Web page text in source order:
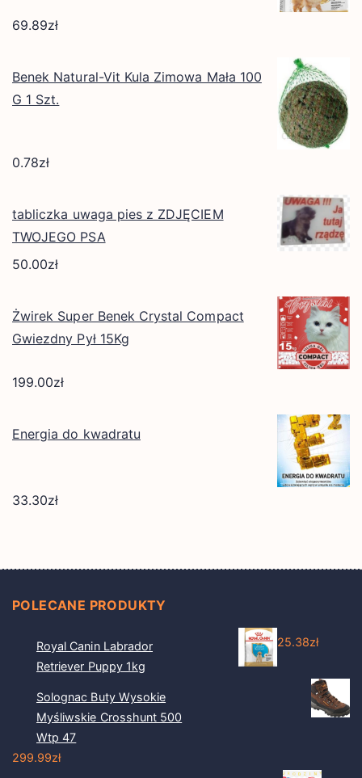
69.89zł
Benek Natural-Vit Kula Zimowa Mała 100
G 1 Szt.
0.78zł
tabliczka uwaga pies z ZDJĘCIEM
TWOJEGO PSA
50.00zł
Żwirek Super Benek Crystal Compact
Gwiezdny Pył 15Kg
199.00zł
Energia do kwadratu
33.30zł
POLECANE PRODUKTY
Royal Canin Labrador
Retriever Puppy 1kg
25.38zł
Solognac Buty Wysokie
Myśliwskie Crosshunt 500
Wtp 47
299.99zł